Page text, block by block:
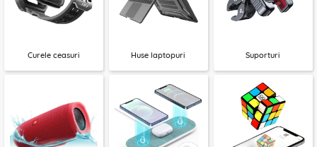
Curele ceasuri Huse laptopuri Suporturi